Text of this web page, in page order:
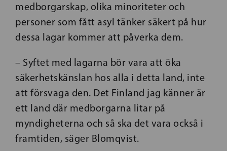
medborgarskap, olika minoriteter och
personer som fått asyl tänker säkert på hur
dessa lagar kommer att påverka dem.
– Syftet med lagarna bör vara att öka
säkerhetskänslan hos alla i detta land, inte
att försvaga den. Det Finland jag känner är
ett land där medborgarna litar på
myndigheterna och så ska det vara också i
framtiden, säger Blomqvist.